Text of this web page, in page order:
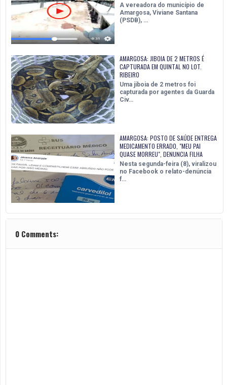
A vereadora do município de
Amargosa, Viviane Santana
(PSDB), …
AMARGOSA: JIBOIA DE 2 METROS É
CAPTURADA EM QUINTAL NO LOT.
RIBEIRO
Uma jiboia de 2 metros foi
capturada por agentes da Guarda
Civ…
AMARGOSA: POSTO DE SAÚDE ENTREGA
MEDICAMENTO ERRADO, "MEU PAI
QUASE MORREU", DENUNCIA FILHA
Nesta segunda-feira (8), viralizou
no Facebook o relato-denúncia
f…
0 Comments: